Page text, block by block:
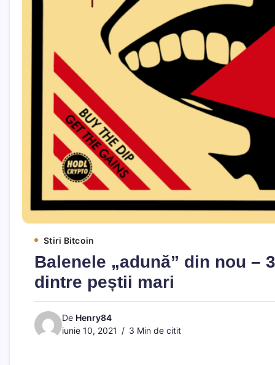
Stiri Bitcoin
Balenele „adună” din nou –
dintre peștii mari
De Henry84
iunie 10, 2021
3 Min de citit